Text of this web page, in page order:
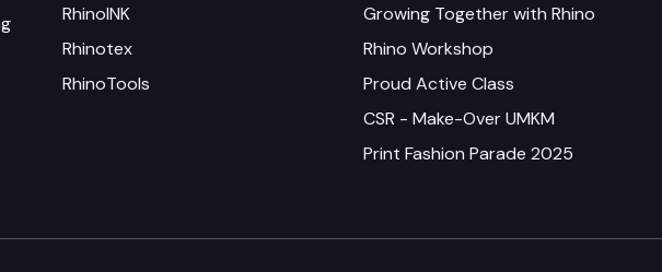
RhinoINK
Rhinotex
RhinoTools
Growing Together with Rhino
Rhino Workshop
Proud Active Class
CSR - Make-Over UMKM
Print Fashion Parade 2025